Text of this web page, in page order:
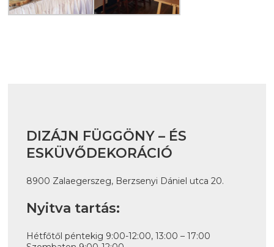
DIZÁJN FÜGGÖNY – ÉS
ESKÜVŐDEKORÁCIÓ
8900 Zalaegerszeg, Berzsenyi Dániel utca 20.
Nyitva tartás:
Hétfőtől péntekig 9:00-12:00, 13:00 – 17:00